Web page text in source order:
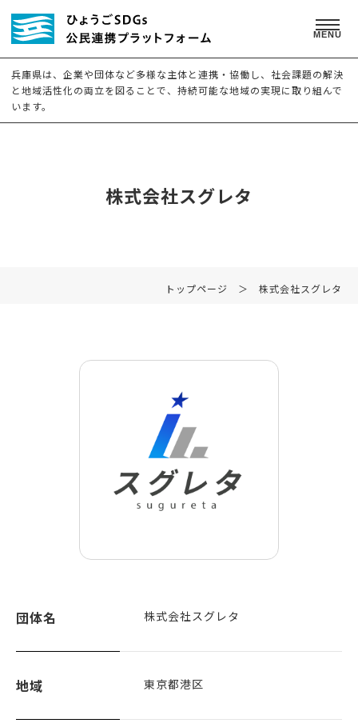
MENU
兵庫県は、企業や団体など多様な主体と連携・協働し、社会課題の解決
と地域活性化の両立を図ることで、持続可能な地域の実現に取り組んで
います。
株式会社スグレタ
トップページ ＞ 株式会社スグレタ
団体名 株式会社スグレタ
地域 東京都港区